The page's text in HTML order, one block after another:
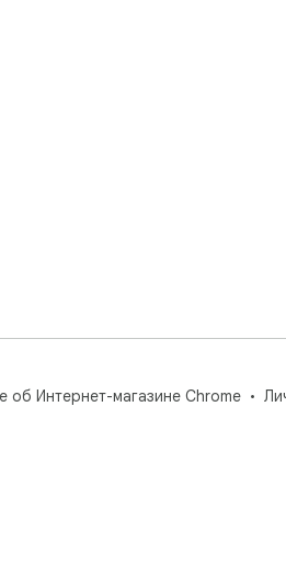
об Интернет-магазине Chrome